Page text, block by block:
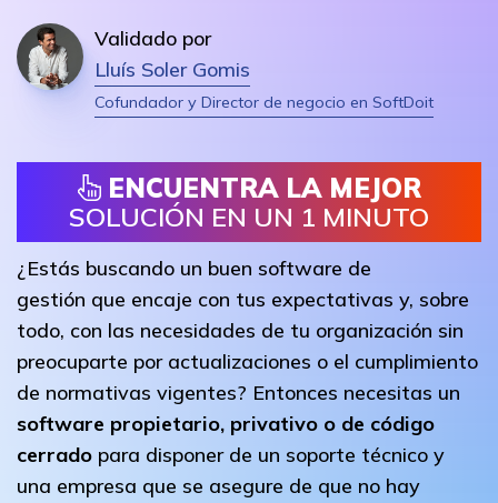
Validado por
Lluís Soler Gomis
Cofundador y Director de negocio en SoftDoit
ENCUENTRA LA MEJOR
SOLUCIÓN EN UN 1 MINUTO
¿Estás buscando un buen software de
gestión que encaje con tus expectativas y, sobre
todo, con las necesidades de tu organización sin
preocuparte por actualizaciones o el cumplimiento
de normativas vigentes? Entonces necesitas un
software propietario, privativo o de código
cerrado para disponer de un soporte técnico y
una empresa que se asegure de que no hay